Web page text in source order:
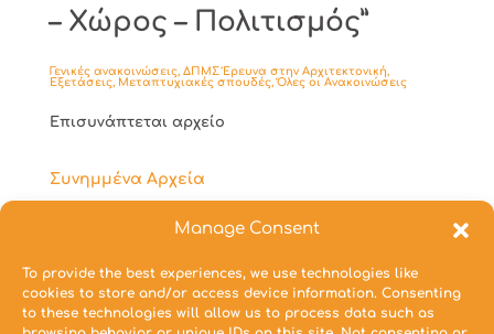
Manage Consent
To provide the best experiences, we use technologies like
cookies to store and/or access device information. Consenting
to these technologies will allow us to process data such as
– Χώρος – Πολιτισμός”
Γενικές ανακοινώσεις, ΔΠΜΣ Έρευνα στην Αρχιτεκτονική,
Εξετάσεις, Μεταπτυχιακές σπουδές,Όλες οι Ανακοινώσεις
Επισυνάπτεται αρχείο
Συνημμένα Αρχεία
content/uploads/2023/06/Marlanti-DPMS-ear-
Ημερομηνία: 28/06/2023